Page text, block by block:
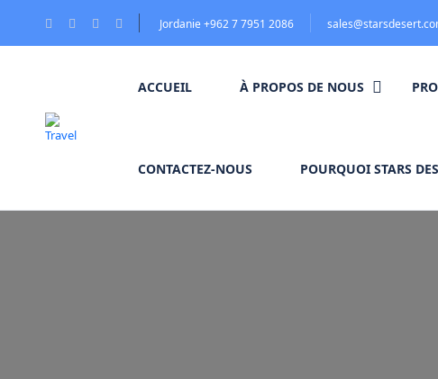
Jordanie +962 7 7951 2086
ACCUEIL À PROPOS DE NOUS
CONTACTEZ-NOUS POURQUOI STARS